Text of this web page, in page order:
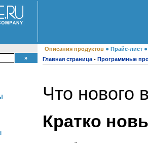
Описания продуктов ● Прайс-лист
Главная страница - Программные
Что нового
Кратко